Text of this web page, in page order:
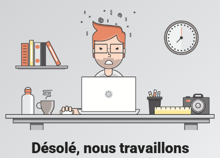
Désolé, nous travaillons